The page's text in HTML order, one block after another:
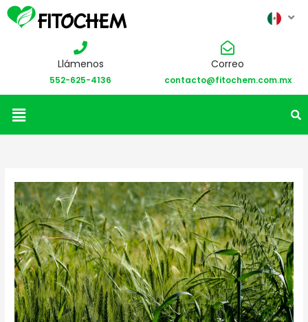
Llámenos
552-625-4136
Correo
contacto@fitochem.com.mx
Menú